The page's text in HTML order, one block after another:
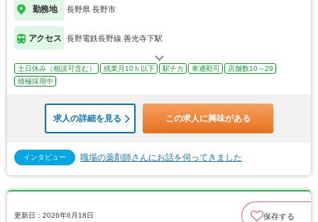
勤務地 長野県 長野市
アクセス 長野電鉄長野線 善光寺下駅
土日休み（相談可含む） 残業月10ｈ以下 駅チカ 車通勤可
店舗数10～29
積極採用中
求人の詳細を見る この求人に興味がある
インタビュー 職場の薬剤師さんにお話を伺ってきました
更新日：2026年6月18日 保存する